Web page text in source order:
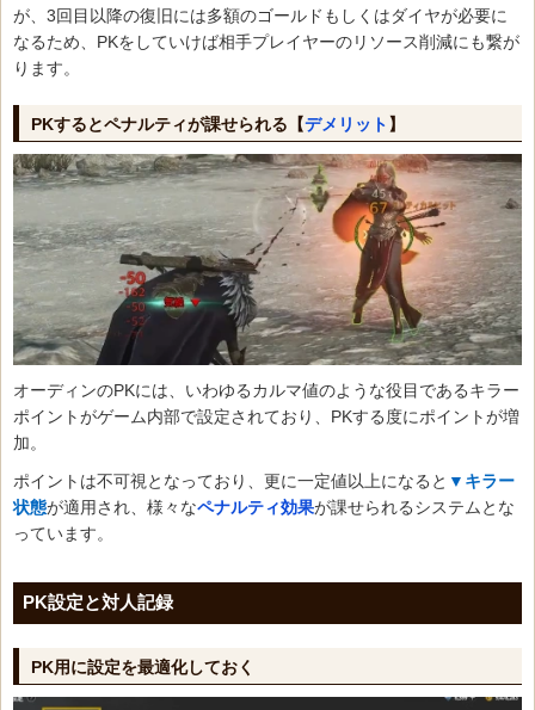
が、3回目以降の復旧には多額のゴールドもしくはダイヤが必要に
なるため、PKをしていけば相手プレイヤーのリソース削減にも繋が
ります。
PKするとペナルティが課せられる【デメリット 】
オーディンのPKには、いわゆるカルマ値のような役目であるキラー
ポイントがゲーム内部で設定されており、PKする度にポイントが増
加。
ポイントは不可視となっており、更に一定値以上になると ▼キラー
状態が適用され、様々なペナルティ効果が課せられるシステムとな
っています。
PK設定と対人記録
PK用に設定を最適化しておく